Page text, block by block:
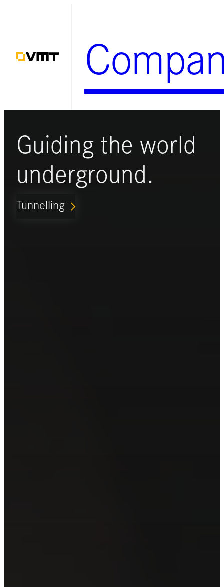
springen
Guiding the world
underground.
Tunnelling ARROW_FORWARD_IOS